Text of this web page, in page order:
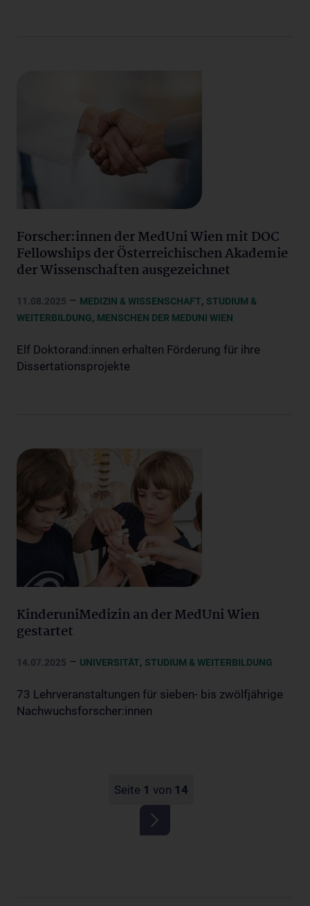
Forscher:innen der MedUni Wien mit DOC
Fellowships der Österreichischen Akademie
der Wissenschaften ausgezeichnet
11.08.2025 – MEDIZIN & WISSENSCHAFT, STUDIUM &
WEITERBILDUNG, MENSCHEN DER MEDUNI WIEN
Elf Doktorand:innen erhalten Förderung für ihre
Dissertationsprojekte
KinderuniMedizin an der MedUni Wien
gestartet
14.07.2025 – UNIVERSITÄT, STUDIUM & WEITERBILDUNG
73 Lehrveranstaltungen für sieben- bis zwölfjährige
Nachwuchsforscher:innen
Seite 1 von 14